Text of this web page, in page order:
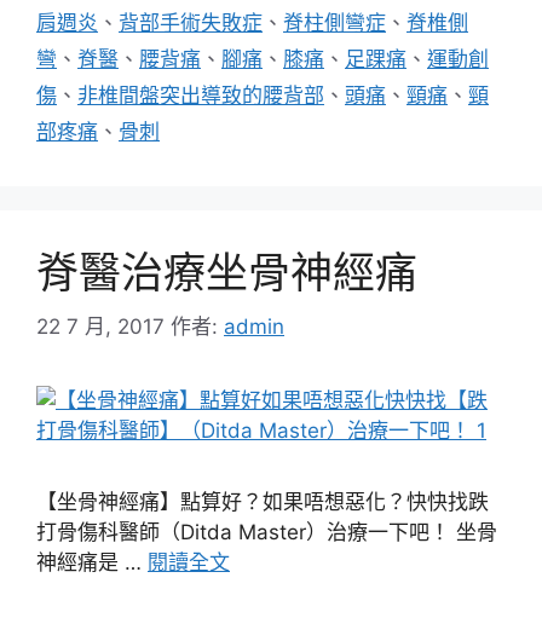
肩週炎 、 背部手術失敗症 、 脊柱側彎症 、 脊椎側
彎 、 脊醫 、 腰背痛 、 腳痛 、 膝痛 、 足踝痛 、 運動創
傷 、 非椎間盤突出導致的腰背部 、 頭痛 、 頸痛 、 頸
部疼痛 、 骨刺
脊醫治療坐骨神經痛
22 7 月, 2017 作者: admin
【坐骨神經痛】點算好？如果唔想惡化？快快找跌
打骨傷科醫師（Ditda Master）治療一下吧！ 坐骨
神經痛是 … 閱讀全文